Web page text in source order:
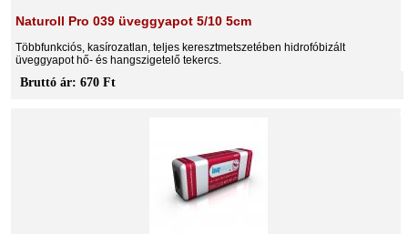
Naturoll Pro 039 üveggyapot 5/10 5cm
Többfunkciós, kasírozatlan, teljes keresztmetszetében hidrofóbizált
üveggyapot hő- és hangszigetelő tekercs.
Bruttó ár: 670 Ft